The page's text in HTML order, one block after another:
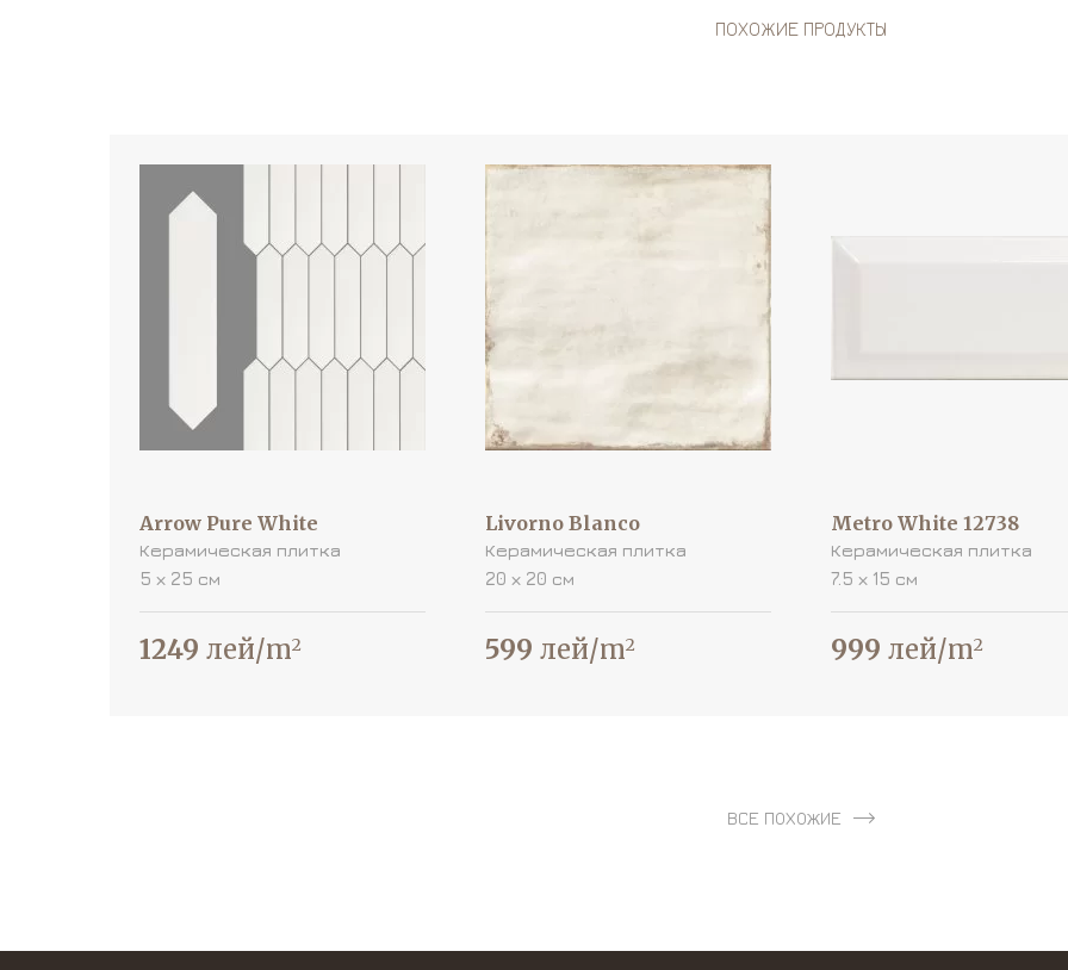
ПОХОЖИЕ ПРОДУКТЫ
Arrow Pure White
Керамическая плитка
5 х 25 см
1249 лей/m2
Livorno Blanco
Керамическая плитка
20 х 20 см
599 лей/m2
Metro White 12738
Керамическая плитка
7.5 х 15 см
999 лей/m2
ВСЕ ПОХОЖИЕ